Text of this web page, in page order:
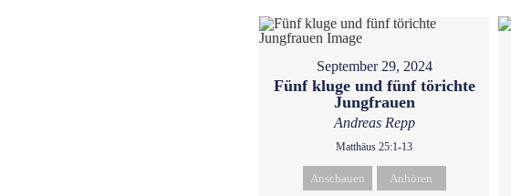
September 29, 2024
Fünf kluge und fünf törichte
Jungfrauen
Andreas Repp
Matthäus 25:1-13
Anschauen Anhören